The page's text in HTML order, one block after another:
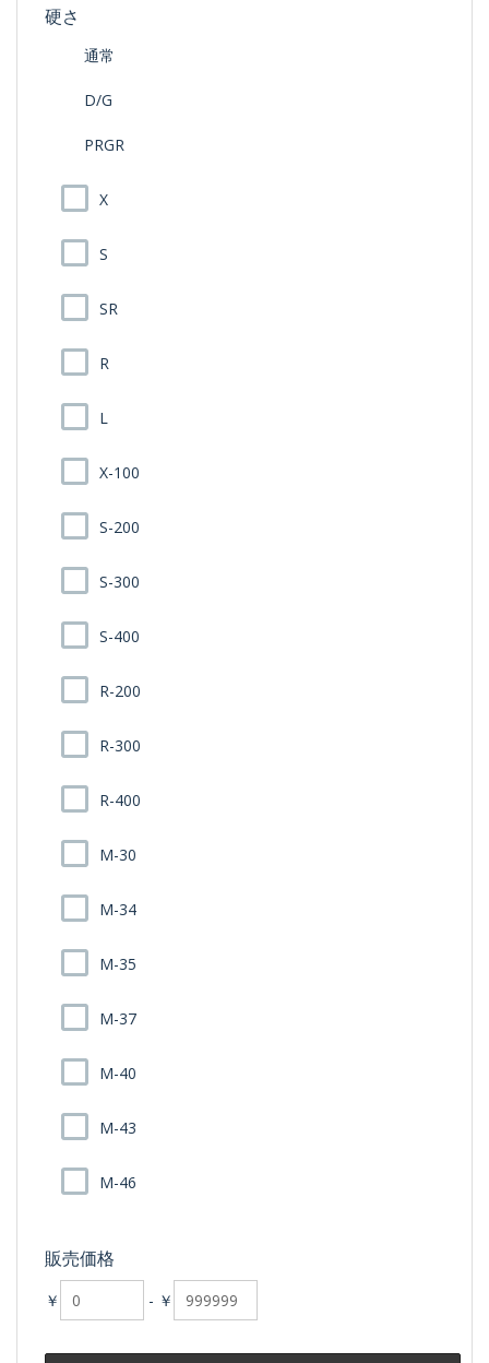
硬さ
通常
D/G
PRGR
X
S
SR
R
L
X-100
S-200
S-300
S-400
R-200
R-300
R-400
M-30
M-34
M-35
M-37
M-40
M-43
M-46
販売価格
￥ - ￥